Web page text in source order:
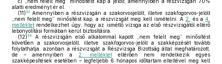
alatti eredményt ér el.
(11)33 Amennyiben a részvizsgán a szakorvosjelölt, illetve szakfogorvos-jelölt
„nem felelt meg” minősítést kap, a részvizsgát meg kell ismételni. A 2. és a4.
melléklet rendelkezhet úgy, hogy az ismétlő vizsga az első részvizsgától eltérő
lebonyolítási formában kerül biztosításra.
(12)34
A részvizsgán első alkalommal kapott „nem felelt meg” minősítést
követően a szakorvosjelölt, illetve szakfogorvos-jelölt a szakképzését tovább
folytathatja, azonban a részvizsgát a Részvizsga Bizottság által meghatározott,
de – amennyiben a 2. mellékleteltérően nem rendelkezik egyes
szakképesítések esetében – legfeljebb 6 hónapos időtartam elteltével meg kell